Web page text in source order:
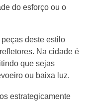
do esforço ou o
peças deste estilo
Na cidade é
que sejas
ou baixa luz.
estrategicamente